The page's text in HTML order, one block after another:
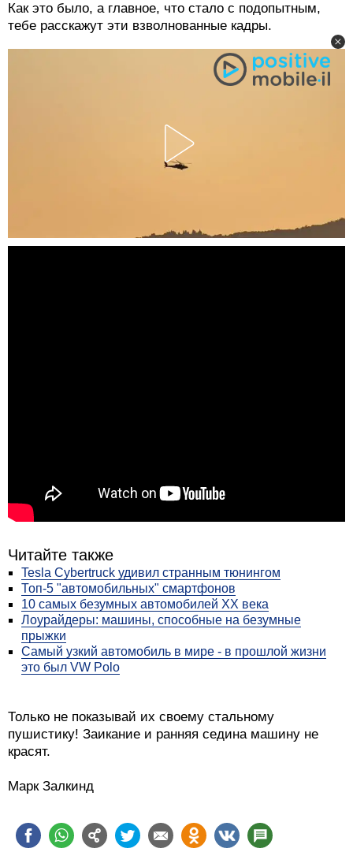
Как это было, а главное, что стало с подопытным,
тебе расскажут эти взволнованные кадры.
Читайте также
Tesla Cybertruck удивил странным тюнингом
Топ-5 "автомобильных" смартфонов
10 самых безумных автомобилей XX века
Лоурайдеры: машины, способные на безумные
прыжки
Самый узкий автомобиль в мире - в прошлой жизни
это был VW Polo
Только не показывай их своему стальному
пушистику! Заикание и ранняя седина машину не
красят.
Марк Залкинд